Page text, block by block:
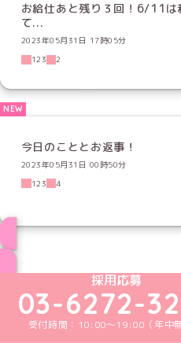
お給仕あと残り３回！6/11は
て...
2023年05月31日 17時05分
123
2
今日のこととお返事！
2023年05月31日 00時50分
123
4
めいどりーみ
めいどり
めい
採用応募
03-6272-
受付時間：10:00～19:00（年中無